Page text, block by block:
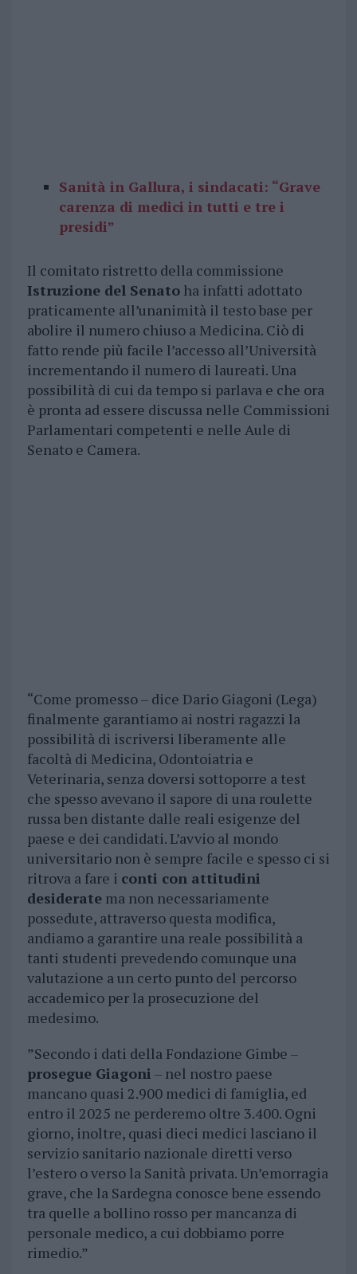
Sanità in Gallura, i sindacati: “Grave
carenza di medici in tutti e tre i
presidi”
Il comitato ristretto della commissione
Istruzione del Senatoha infatti adottato
praticamente all’unanimità il testo base per
abolire il numero chiuso a Medicina. Ciò di
fatto rende più facile l’accesso all’Università
incrementando il numero di laureati. Una
possibilità di cui da tempo si parlava e che ora
è pronta ad essere discussa nelle Commissioni
Parlamentari competenti e nelle Aule di
Senato e Camera.
“Come promesso – dice Dario Giagoni (Lega)
finalmente garantiamo ai nostri ragazzi la
possibilità di iscriversi liberamente alle
facoltà di Medicina, Odontoiatria e
Veterinaria, senza doversi sottoporre a test
che spesso avevano il sapore di una roulette
russa ben distante dalle reali esigenze del
paese e dei candidati. L’avvio al mondo
universitario non è sempre facile e spesso ci si
ritrova a fare i conti con attitudini
desideratema non necessariamente
possedute, attraverso questa modifica,
andiamo a garantire una reale possibilità a
tanti studenti prevedendo comunque una
valutazione a un certo punto del percorso
accademico per la prosecuzione del
medesimo.
”Secondo i dati della Fondazione Gimbe –
prosegue Giagoni – nel nostro paese
mancano quasi 2.900 medici di famiglia, ed
entro il 2025 ne perderemo oltre 3.400. Ogni
giorno, inoltre, quasi dieci medici lasciano il
servizio sanitario nazionale diretti verso
l’estero o verso la Sanità privata. Un’emorragia
grave, che la Sardegna conosce bene essendo
tra quelle a bollino rosso per mancanza di
personale medico, a cui dobbiamo porre
rimedio.”